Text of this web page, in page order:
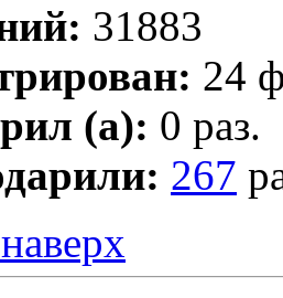
31883
24
(а): 0 раз.
267